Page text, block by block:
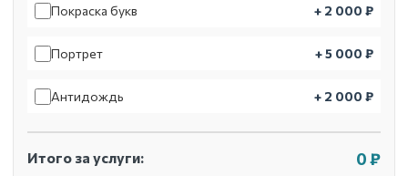
Покраска букв + 2 000 ₽
Портрет + 5 000 ₽
Антидождь + 2 000 ₽
Итого за услуги: 0 ₽